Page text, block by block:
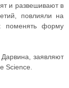
и развешивают в
повлияли на
поменять форму
заявляют
Science.